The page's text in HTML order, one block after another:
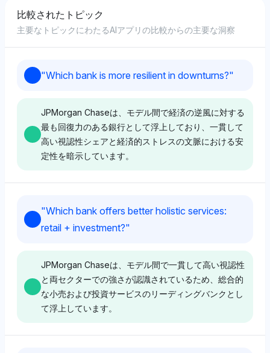
比較されたトピック
主要なトピックにわたるAIアプリの比較からの主要な洞察
"Which bank is more resilient in downturns?"
JPMorgan Chaseは、モデル間で経済の逆風に対する
最も回復力のある銀行として浮上しており、一貫して
高い視認性シェアと経済的ストレスの文脈における安
定性を暗示しています。
Grokは、競合他社の中で最も高い視認性シェア(2.9%)
ていることを反映している可能性があります。トーンは
中立的で、明示的な感情を伴わずデータ主導の著名性に
焦点を当てています。
Perplexity
"Which bank offers better holistic services:
retail + investment?"
JPMorgan Chaseは、モデル間で一貫して高い視認性
と両セクターでの強さが認識されているため、総合的
な小売および投資サービスのリーディングバンクとし
て浮上しています。